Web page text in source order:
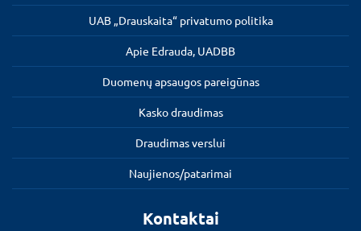
UAB „Drauskaita“ privatumo politika
Apie Edrauda, UADBB
Duomenų apsaugos pareigūnas
Kasko draudimas
Draudimas verslui
Naujienos/patarimai
Kontaktai